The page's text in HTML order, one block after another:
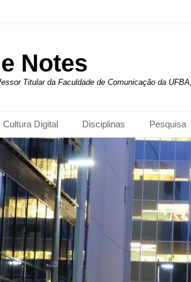
Notes
Titular da Faculdade de Comunicação da
Cultura Digital Disciplinas Pesquisa